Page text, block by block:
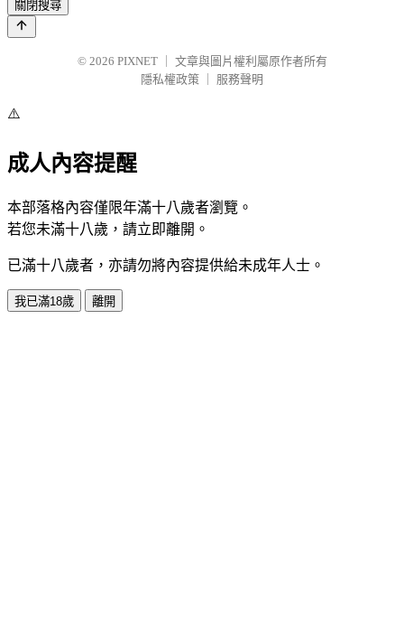
關閉搜尋
© 2026 PIXNET
文章與圖片權利屬原作者所有
隱私權政策
服務聲明
⚠️
成人內容提醒
本部落格內容僅限年滿十八歲者瀏覽。
若您未滿十八歲，請立即離開。
已滿十八歲者，亦請勿將內容提供給未成年人士。
我已滿18歲 離開